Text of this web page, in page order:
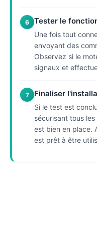
6 Tester le
Une fois tout
envoyant des
Observez si le
signaux et
7 Finaliser
Si le test est
sécurisant tous
est bien en place.
est prêt à être